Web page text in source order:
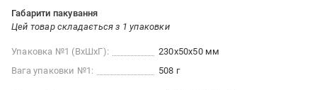
Габарити пакування
Цей товар складається з 1 упаковки
Упаковка №1 (ВхШхГ):
230x50x50 мм
Вага упаковки №1:
508 г